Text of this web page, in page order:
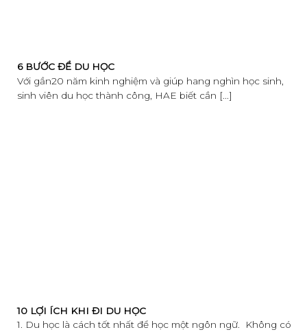
6 BƯỚC ĐỂ DU HỌC
Với gần20 năm kinh nghiệm và giúp hang nghìn học sinh,
sinh viên du học thành công, HAE biết cần [...]
10 LỢI ÍCH KHI ĐI DU HỌC
1. Du học là cách tốt nhất để học một ngôn ngữ. Không có